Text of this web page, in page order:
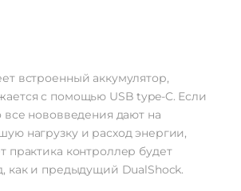
встроенный аккумулятор,
с помощью USB type-C. Если
все нововведения дают на
нагрузку и расход энергии,
практика контроллер будет
как и предыдущий DualShock.